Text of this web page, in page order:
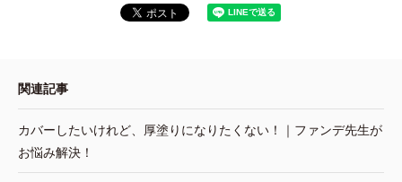
関連記事
カバーしたいけれど、厚塗りになりたくない！｜ファンデ先生が
お悩み解決！